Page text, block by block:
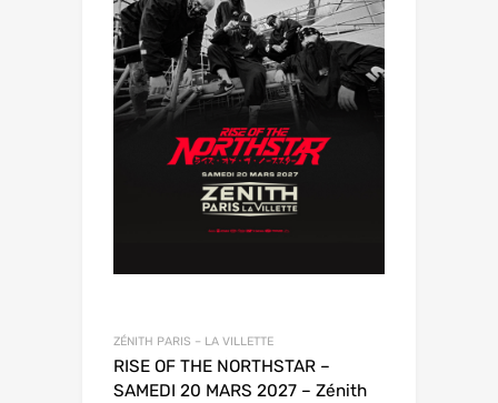
ZÉNITH PARIS – LA VILLETTE
RISE OF THE NORTHSTAR –
SAMEDI 20 MARS 2027 – Zénith